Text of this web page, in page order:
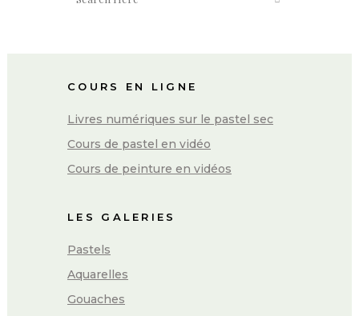
COURS EN LIGNE
Livres numériques sur le pastel sec
Cours de pastel en vidéo
Cours de peinture en vidéos
LES GALERIES
Pastels
Aquarelles
Gouaches